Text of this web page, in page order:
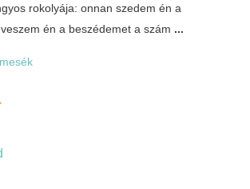
rokolyája: onnan szedem én a
én a beszédemet a szám ...